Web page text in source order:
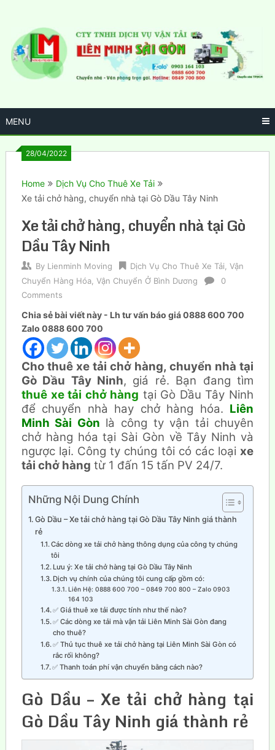
content
MENU
28/04/2022
Home
Dịch Vụ Cho Thuê Xe Tải
Xe tải chở hàng, chuyển nhà tại Gò Dầu Tây Ninh
Xe tải chở hàng, chuyển nhà tại Gò
Dầu Tây Ninh
By Lienminh Moving Dịch Vụ Cho Thuê Xe Tải Vận
Chuyển Hàng Hóa, Vận Chuyển Ở Bình Dương
0
Comments
Chia sẻ bài viết này - Lh tư vấn báo giá 0888 600 700
Zalo 0888 600 700
Cho thuê xe tải chở hàng, chuyển nhà tại
Gò Dầu Tây Ninh, giá rẻ. Bạn đang tìm
thuê xe tải chở hàng tại Gò Dầu Tây Ninh
để chuyển nhà hay chở hàng hóa. Liên
Minh Sài Gòn là công ty vận tải chuyên
chở hàng hóa tại Sài Gòn về Tây Ninh và
ngược lại. Công ty chúng tôi có các loạixe
tải chở hàng từ 1 đấn 15 tấn PV 24/7.
Những Nội Dung Chính
Gò Dầu – Xe tải chở hàng tại Gò Dầu Tây Ninh giá thành
rẻ
Các dòng xe tải chở hàng thông dụng của công ty chúng
tôi
Lưu ý: Xe tải chở hàng tại Gò Dầu Tây Ninh
Dịch vụ chính của chúng tôi cung cấp gồm có:
Liên Hệ: 0888 600 700 – 0849 700 800 – Zalo 0903
164 103
✅ Giá thuê xe tải được tính như thế nào?
✅ Các dòng xe tải mà vận tải Liên Minh Sài Gòn đang
cho thuê?
✅ Thủ tục thuê xe tải chở hàng tại Liên Minh Sài Gòn có
rắc rối không?
✅ Thanh toán phí vận chuyển bằng cách nào?
Gò Dầu – Xe tải chở hàng tại
Gò Dầu Tây Ninh giá thành rẻ